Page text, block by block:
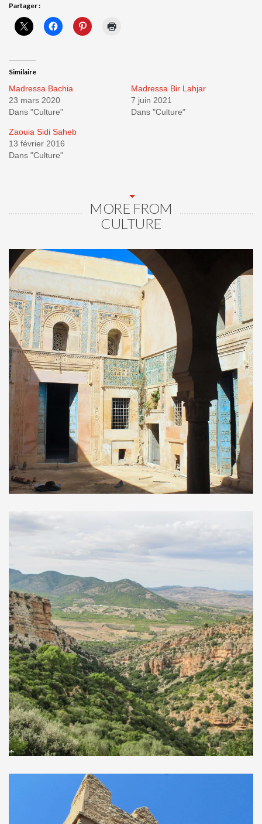
Partager :
Similaire
Madressa Bachia
23 mars 2020
Dans "Culture"
Madressa Bir Lahjar
7 juin 2021
Dans "Culture"
Zaouia Sidi Saheb
13 février 2016
Dans "Culture"
MORE FROM
CULTURE